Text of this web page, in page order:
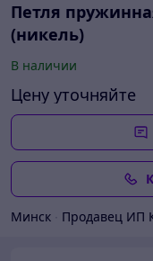
Петля
(никель)
В наличии
Цену уточняйте
Минск Продавец ИП